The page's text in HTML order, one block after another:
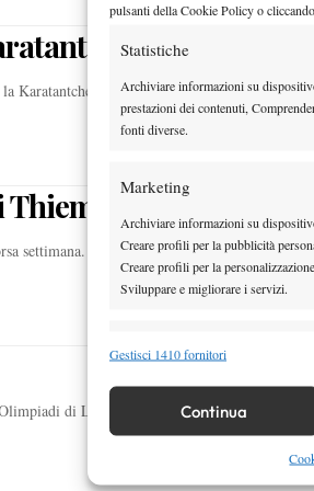
pulsanti della Cookie Policy o
Statistiche
Archiviare informazioni su
prestazioni dei contenuti,
fonti diverse.
Marketing
Archiviare informazioni su
Creare profili per la pubblicità
Creare profili per la
Sviluppare e migliorare i servizi.
Funzionalità
Identificare i dispositivi in base alle
Garantire la sicurezza,
Gestisci 1410 fornitori
Continua
Karatantcheva. L'ecuadoriana Gonzalez ('96)
e Monteiro
settimana. Brillano i giovani Thiem e
di Londra 2012. Sta inseguendo il…